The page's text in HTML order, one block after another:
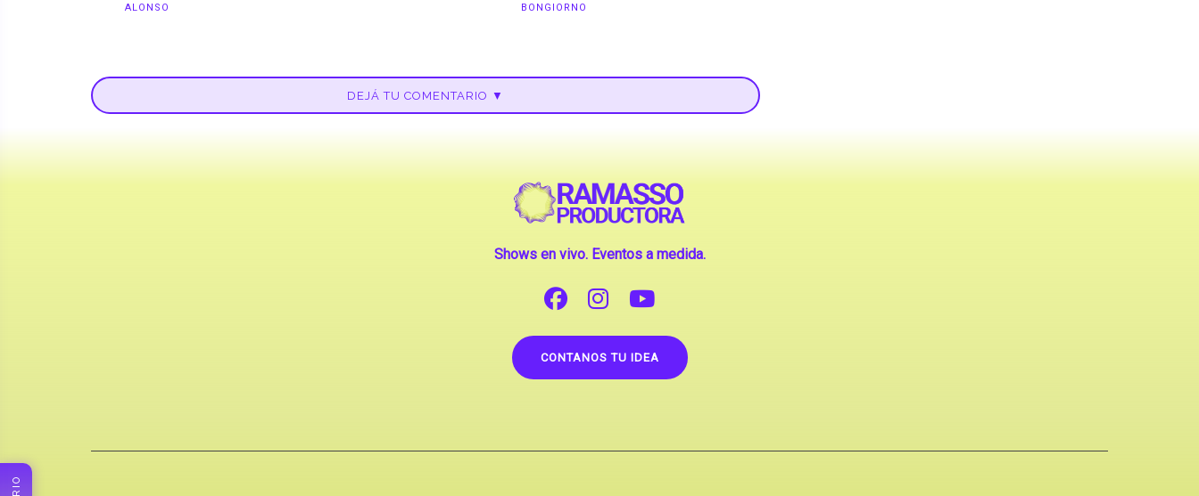
ALONSO
BONGIORNO
DEJÁ TU COMENTARIO ▼
Shows en vivo. Eventos a medida.
CONTANOS TU IDEA